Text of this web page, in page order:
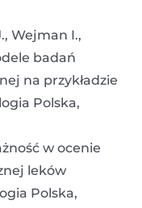
Wejman I.,
badań
na przykładzie
Polska,
w ocenie
leków
Polska,